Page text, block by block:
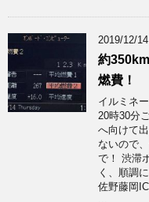
2019/12/14
約
燃費！
イルミネ
20時30分
へ向けて
ないので
で！ 渋滞
く、順調
佐野藤岡